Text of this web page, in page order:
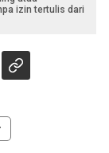
izin tertulis dari